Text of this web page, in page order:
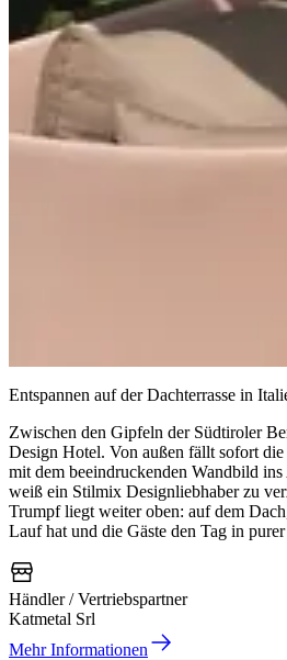
Entspannen auf der Dachterrasse in
Zwischen den Gipfeln der Südtiroler
Design Hotel. Von außen fällt sofort die
mit dem beeindruckenden Wandbild
weiß ein Stilmix Designliebhaber zu
Trumpf liegt weiter oben: auf dem
Lauf hat und die Gäste den Tag in
Händler / Vertriebspartner
Katmetal Srl
Mehr Informationen